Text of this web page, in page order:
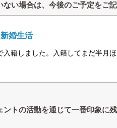
い場合は、今後のご予定をご記
婚生活
入籍しました。入籍してまだ半月
ントの活動を通じて一番印象に